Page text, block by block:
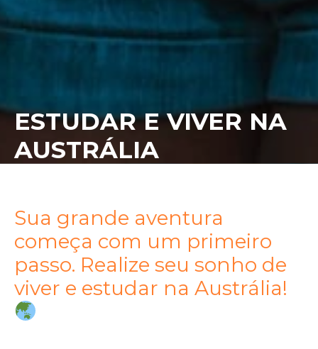
ESTUDAR E VIVER NA
AUSTRÁLIA
Sua grande aventura
começa com um primeiro
passo. Realize seu sonho de
viver e estudar na Austrália!